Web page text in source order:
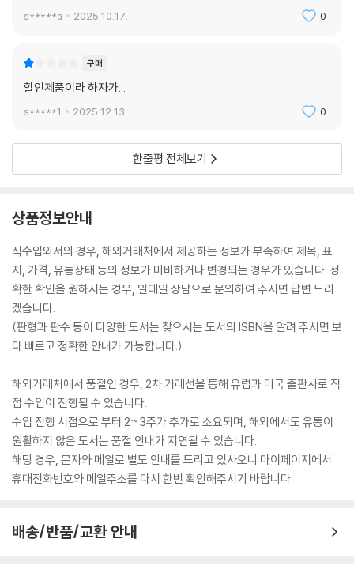
s*****a 2025.10.17. 0
구매
할인제품이라 하자가...
s*****1 2025.12.13. 0
한줄평 전체보기
상품정보안내
직수입외서의 경우, 해외거래처에서 제공하는 정보가 부족하여 제목, 표
지, 가격, 유통상태 등의 정보가 미비하거나 변경되는 경우가 있습니다. 정
확한 확인을 원하시는 경우, 일대일 상담으로 문의하여 주시면 답변 드리
겠습니다.
(판형과 판수 등이 다양한 도서는 찾으시는 도서의 ISBN을 알려 주시면 보
다 빠르고 정확한 안내가 가능합니다.)
해외거래처에서 품절인 경우, 2차 거래선을 통해 유럽과 미국 출판사로 직
접 수입이 진행될 수 있습니다.
수입 진행 시점으로 부터 2~3주가 추가로 소요되며, 해외에서도 유통이
원활하지 않은 도서는 품절 안내가 지연될 수 있습니다.
해당 경우, 문자와 메일로 별도 안내를 드리고 있사오니 마이페이지에서
휴대전화번호와 메일주소를 다시 한번 확인해주시기 바랍니다.
배송/반품/교환 안내